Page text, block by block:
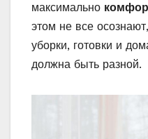
максимально
этом не все
уборки, готовки и
должна быть разной.